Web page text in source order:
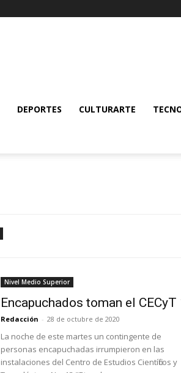
DEPORTES CULTURARTE
Nivel Medio Superior
Encapuchados toman el CECyT
Redacción - 28 de octubre de 2020
La noche de este martes un contingente de
personas encapuchadas irrumpieron en las
instalaciones del Centro de Estudios Científicos y